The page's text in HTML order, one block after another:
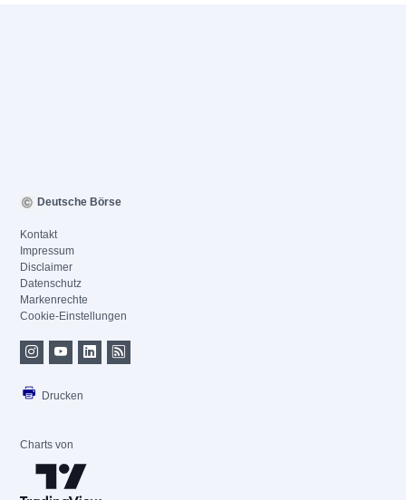
Deutsche Börse
Kontakt
Impressum
Disclaimer
Datenschutz
Markenrechte
Cookie-Einstellungen
Drucken
Charts von